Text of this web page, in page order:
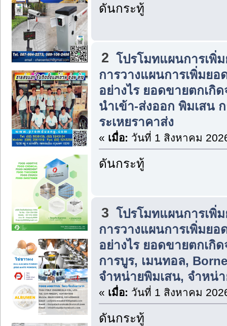
ดันกระทู้
2 โปรโมทแผนการเพิ่
การวางแผนการเพิ่มย
อย่างไร ยอดขายตกเกิด
นำเข้า-ส่งออก พิมเสน
ระเหยราคาส่ง
« เมื่อ: วันที่ 1 สิงหาคม
ดันกระทู้
3 โปรโมทแผนการเพิ่
การวางแผนการเพิ่มย
อย่างไร ยอดขายตกเกิด
การบูร, เมนทอล,
จำหน่ายพิมเสน, จำหน่
« เมื่อ: วันที่ 1 สิงหาคม
ดันกระทู้